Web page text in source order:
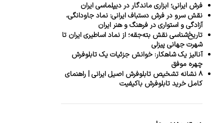
فرش ایرانی؛ ابزاری ماندگار در دیپلماسی ایران
نقش سرو در فرش دستباف ایرانی: نماد جاودانگی،
آزادگی و استواری در فرهنگ و هنر ایران
تاریخ‌شناسی نقش بته‌جقه؛ از نماد اساطیری ایران تا
شهرت جهانی پیزلی
آنالیز یک شاهکار: خوانش جزئیات یک تابلوفرش
چهره موفق
۸ نشانه تشخیص تابلوفرش اصیل ایرانی | راهنمای
کامل خرید تابلوفرش باکیفیت